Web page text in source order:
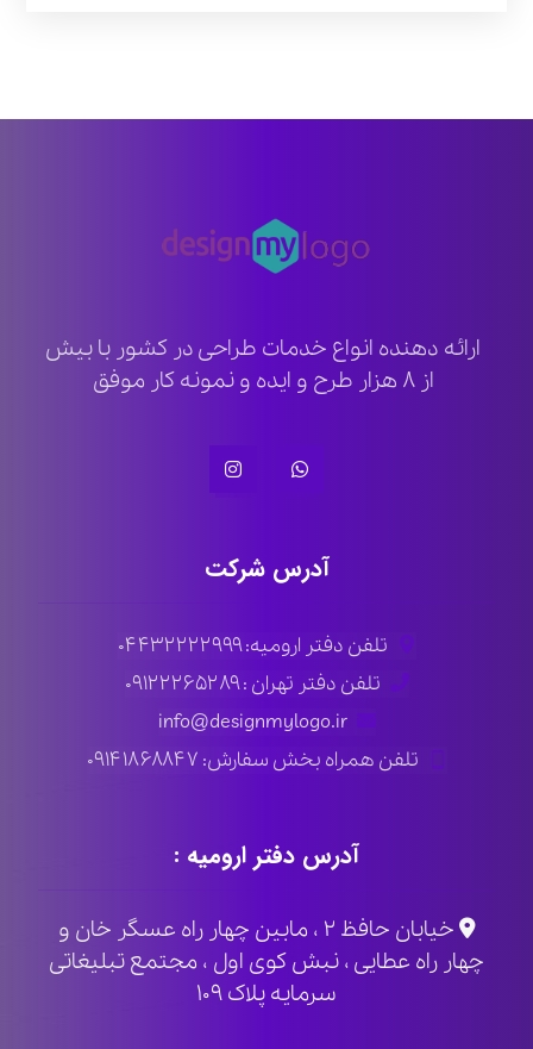
ارائه دهنده انواع خدمات طراحی در کشور با بیش
از ۸ هزار طرح و ایده و نمونه کار موفق
آدرس شرکت
تلفن دفتر ارومیه: ۰۴۴۳۲۲۲۲۹۹۹
تلفن دفتر تهران : ۰۹۱۲۲۲۶۵۲۸۹
info@designmylogo.ir
تلفن همراه بخش سفارش: ۰۹۱۴۱۸۶۸۸۴۷
آدرس دفتر ارومیه :
خیابان حافظ ۲ ، مابین چهار راه عسگر خان و
چهار راه عطایی ، نبش کوی اول ، مجتمع تبلیغاتی
سرمایه پلاک ۱۰۹